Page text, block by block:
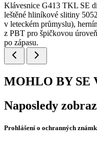
Klávesnice G413 TKL SE
leštěné hliníkové slitiny
v leteckém průmyslu),
z PBT pro špičkovou
po zápasu.
MOHLO BY
Naposledy
Prohlášení o ochranných